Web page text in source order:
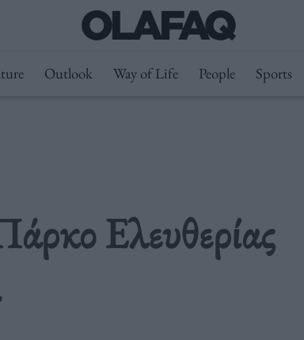
Outlook Way of Life People Sports
Ελευθερίας